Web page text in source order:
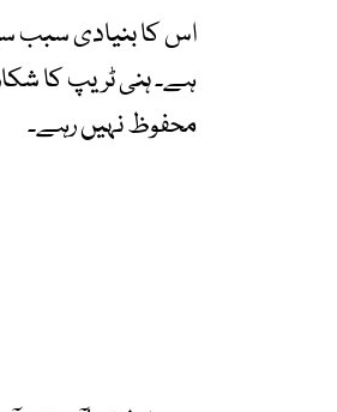
اس کا بنیادی سبب
ہے۔ ہنی ٹریپ کا
محفوظ نہیں رہے۔